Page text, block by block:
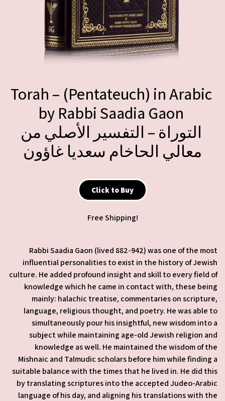
Torah – (Pentateuch) in Arabic
by Rabbi Saadia Gaon
معالي الحاخام سعديا غاؤون
Click to Buy
Free Shipping!
Rabbi Saadia Gaon (lived 882-942) was one of the most
influential personalities to exist in the history of Jewish
culture. He added profound insight and skill to every field of
knowledge which he came in contact with, these being
mainly: halachic treatise, commentaries on scripture,
language, religious thought, and poetry. He was able to
simultaneously pour his insightful, new wisdom into a
subject while maintaining age-old Jewish religion and
knowledge as well. He maintained the wisdom of the
Mishnaic and Talmudic scholars before him while finding a
suitable balance with the times that he lived in. He did this
by translating scriptures into the accepted Judeo-Arabic
language of his day, and aligning his translations with the